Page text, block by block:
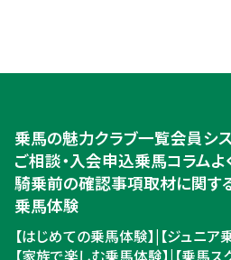
入会のご相談・申込
ご相談・入会申込
乗馬の魅力クラブ一覧会員シ
ご相談・入会申込乗馬コラムよ
騎乗前の確認事項取材に関す
乗馬体験
【はじめての乗馬体験】| 【ジュニア